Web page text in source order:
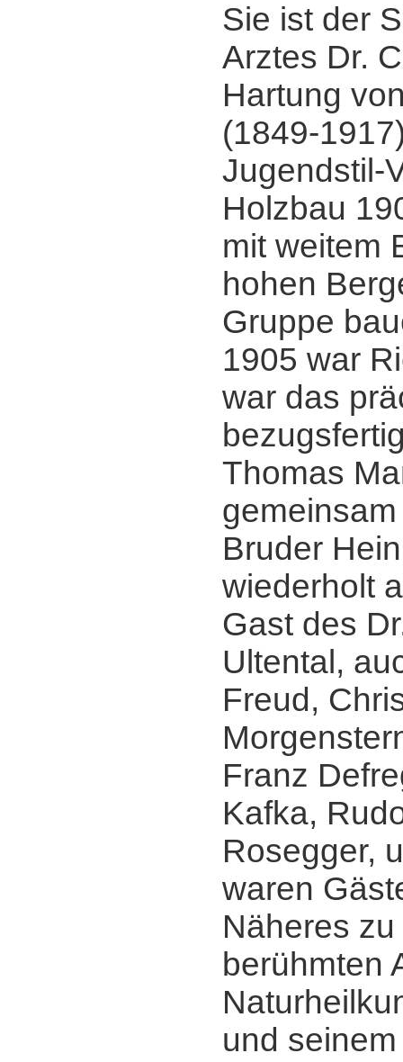
Sie ist der
Arztes Dr.
Hartung
(1849-
Jugendstil-
Holzbau
mit weitem
hohen
Gruppe
1905 war
war das
Thomas
Bruder
wiederholt
Gast des
Ultental,
Freud,
Franz
Kafka,
Rosegger,
waren
Näheres
berühmten
und